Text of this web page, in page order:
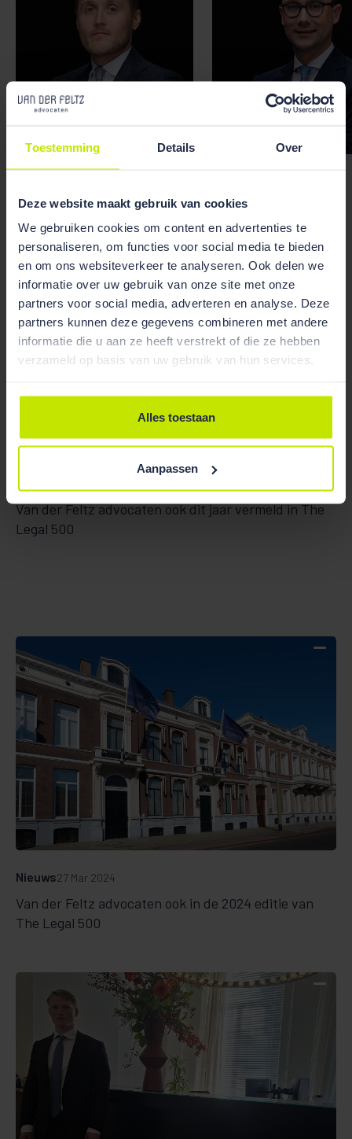
Toestemming Details Over
Deze website maakt gebruik van cookies
We gebruiken cookies om content en advertenties te
personaliseren, om functies voor social media te bieden
en om ons websiteverkeer te analyseren. Ook delen we
informatie over uw gebruik van onze site met onze
partners voor social media, adverteren en analyse. Deze
partners kunnen deze gegevens combineren met andere
informatie die u aan ze heeft verstrekt of die ze hebben
verzameld op basis van uw gebruik van hun services.
Alles toestaan
Aanpassen
Marc Houweling
Van der Feltz advocaten ook dit jaar vermeld in The
Legal 500
Van der Feltz advocaten ook in de 2024 editie van
The Legal 500
Nieuws27 Mar 2024